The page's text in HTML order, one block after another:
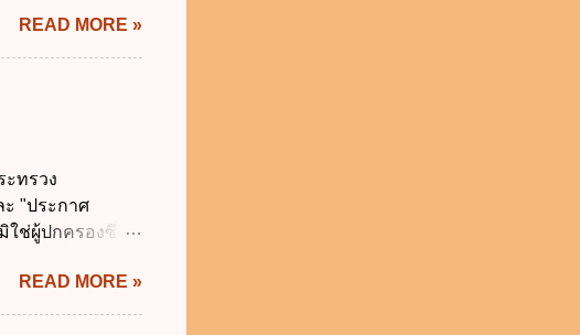
รสาธารณะผ่าน
ช้ระบบดิจิทัล
จำเป็นให้เป็นไป
ระสิทธิภาคใน
อ 3 ข้อใดกล่าว
ดชอบในการ
งการบริหารงาน
การพัฒนารัฐบาล
READ MORE »
ะทรวง
ะ "ประกาศ
ใช่ผู้ปกครองซึ่งมี
โดยมีสาระสำคัญ
เข้าปีที่ 16 เว้น
READ MORE »